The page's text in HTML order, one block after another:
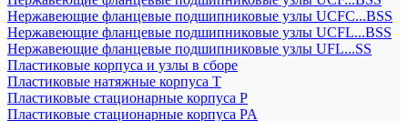
Нержавеющие фланцевые подшипниковые узлы UCFC...BSS
Нержавеющие фланцевые подшипниковые узлы UCFL...BSS
Нержавеющие фланцевые подшипниковые узлы UFL...SS
Пластиковые корпуса и узлы в сборе
Пластиковые натяжные корпуса T
Пластиковые стационарные корпуса P
Пластиковые стационарные корпуса PA